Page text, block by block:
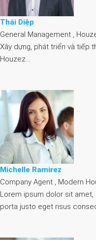
Thái Diệp
General Management ,
Xây dựng, phát triển và tiếp
Houzez…
Michelle Ramirez
Company Agent , Modern
Lorem ipsum dolor sit
porta justo eget risus